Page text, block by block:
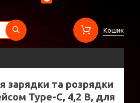
Кошик
зарядки та розрядки
Type-C, 4,2 В, для